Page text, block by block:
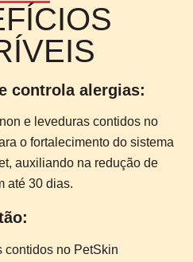
controla alergias:
e leveduras contidos no
o fortalecimento do sistema
auxiliando na redução de
até 30 dias.
contidos no PetSkin